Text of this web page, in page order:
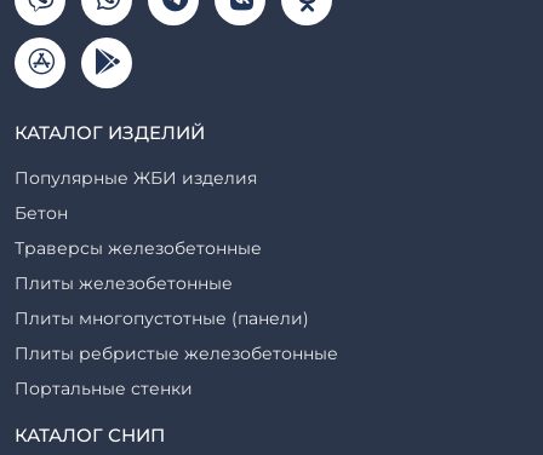
КАТАЛОГ ИЗДЕЛИЙ
Популярные ЖБИ изделия
Бетон
Траверсы железобетонные
Плиты железобетонные
Плиты многопустотные (панели)
Плиты ребристые железобетонные
Портальные стенки
Прогоны железобетонные
КАТАЛОГ СНИП